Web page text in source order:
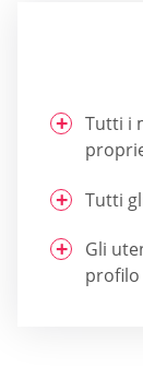
Tutti i
Tutti
Gli